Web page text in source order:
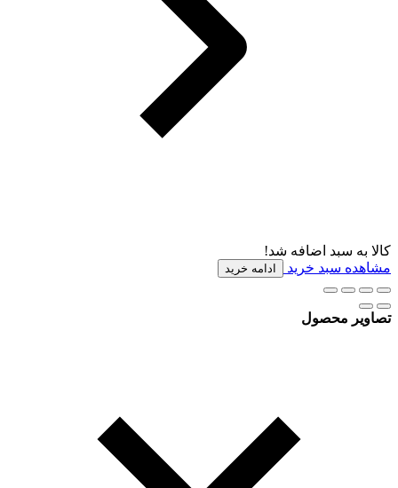
کالا به سبد اضافه شد!
مشاهده سبد خرید
ادامه خرید
تصاویر محصول